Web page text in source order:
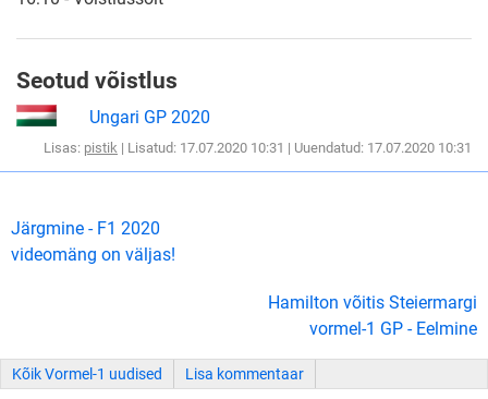
Seotud võistlus
Ungari GP 2020
Lisas: pistik | Lisatud: 17.07.2020 10:31 | Uuendatud: 17.07.2020 10:31
Järgmine - F1 2020
videomäng on väljas!
Hamilton võitis Steiermargi
vormel-1 GP - Eelmine
Kõik Vormel-1 uudised Lisa kommentaar